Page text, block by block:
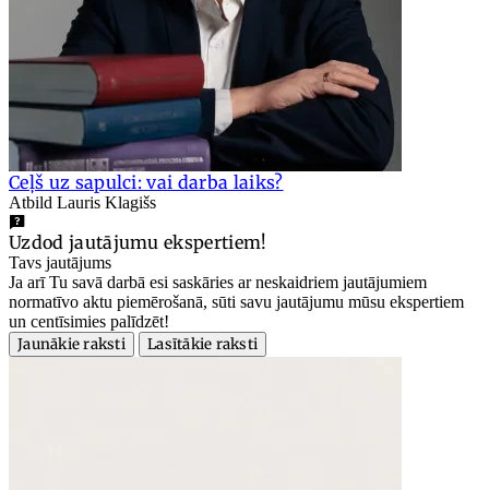
Ceļš uz sapulci: vai darba laiks?
Atbild Lauris Klagišs
Uzdod jautājumu ekspertiem!
Tavs jautājums
Ja arī Tu savā darbā esi saskāries ar neskaidriem jautājumiem
normatīvo aktu piemērošanā, sūti savu jautājumu mūsu ekspertiem
un centīsimies palīdzēt!
Jaunākie raksti
Lasītākie raksti